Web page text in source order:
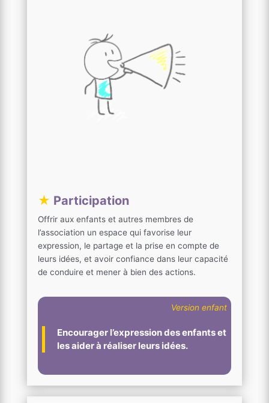
★ Participation
Offrir aux enfants et autres membres de
l’association un espace qui favorise leur
expression, le partage et la prise en compte de
leurs idées, et avoir confiance dans leur capacité
de conduire et mener à bien des actions.
Version enfant
Encourager l’expression des enfants et
les aider à réaliser leurs idées.